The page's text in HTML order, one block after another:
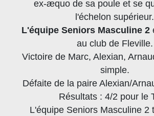
ex-æquo de sa poule et se
l'échelon supérieur.
L'équipe Seniors Masculine 2
au club de Fleville.
Victoire de Marc, Alexian,
simple.
Défaite de la paire Alexian/
Résultats : 4/2 pour le
L'équipe Seniors Masculine 2